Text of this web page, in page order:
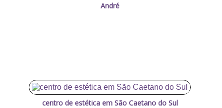
André
centro de estética em São Caetano do Sul